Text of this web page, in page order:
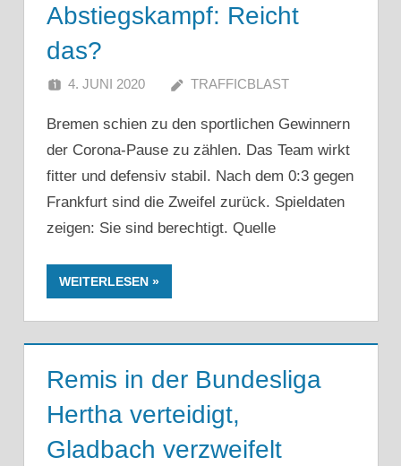
Abstiegskampf: Reicht
das?
4. JUNI 2020 TRAFFICBLAST
Bremen schien zu den sportlichen Gewinnern
der Corona-Pause zu zählen. Das Team wirkt
fitter und defensiv stabil. Nach dem 0:3 gegen
Frankfurt sind die Zweifel zurück. Spieldaten
zeigen: Sie sind berechtigt. Quelle
WEITERLESEN
Remis in der Bundesliga
Hertha verteidigt,
Gladbach verzweifelt